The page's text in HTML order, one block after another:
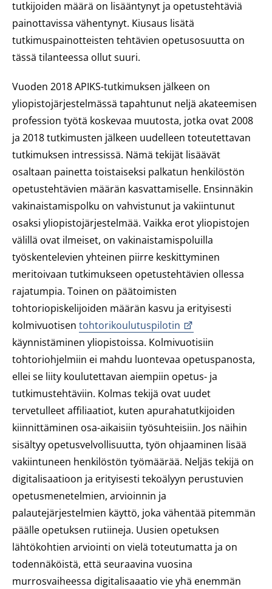
tutkijoiden määrä on lisääntynyt ja opetustehtäviä
painottavissa vähentynyt. Kiusaus lisätä
tutkimuspainotteisten tehtävien opetusosuutta on
tässä tilanteessa ollut suuri.
Vuoden 2018 APIKS-tutkimuksen jälkeen on
yliopistojärjestelmässä tapahtunut neljä akateemisen
profession työtä koskevaa muutosta, jotka ovat 2008
ja 2018 tutkimusten jälkeen uudelleen toteutettavan
tutkimuksen intressissä. Nämä tekijät lisäävät
osaltaan painetta toistaiseksi palkatun henkilöstön
opetustehtävien määrän kasvattamiselle. Ensinnäkin
vakinaistamispolku on vahvistunut ja vakiintunut
osaksi yliopistojärjestelmää. Vaikka erot yliopistojen
välillä ovat ilmeiset, on vakinaistamispoluilla
työskentelevien yhteinen piirre keskittyminen
meritoivaan tutkimukseen opetustehtävien ollessa
rajatumpia. Toinen on päätoimisten
tohtoriopiskelijoiden määrän kasvu ja erityisesti
kolmivuotisen tohtorikoulutuspilotin
käynnistäminen yliopistoissa. Kolmivuotisiin
tohtoriohjelmiin ei mahdu luontevaa opetuspanosta,
ellei se liity koulutettavan aiempiin opetus- ja
tutkimustehtäviin. Kolmas tekijä ovat uudet
tervetulleet affiliaatiot, kuten apurahatutkijoiden
kiinnittäminen osa-aikaisiin työsuhteisiin. Jos näihin
sisältyy opetusvelvollisuutta, työn ohjaaminen lisää
vakiintuneen henkilöstön työmäärää. Neljäs tekijä on
digitalisaatioon ja erityisesti tekoälyyn perustuvien
opetusmenetelmien, arvioinnin ja
palautejärjestelmien käyttö, joka vähentää pitemmän
päälle opetuksen rutiineja. Uusien opetuksen
lähtökohtien arviointi on vielä toteutumatta ja on
todennäköistä, että seuraavina vuosina
murrosvaiheessa digitalisaaatio vie yhä enemmän